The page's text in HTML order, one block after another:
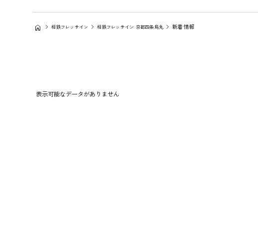
相鉄フレッサイン 相鉄フレッサイン 京都四条烏丸 新着情報
表示可能なデータがありません